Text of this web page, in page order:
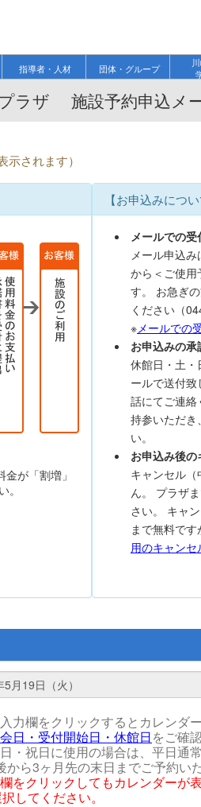
指導者・人材 団体・グループ
ラザ 施設予約申込メ
されます）
が「割増」
。
【お申込みにつ
メールでの受
メール申込
から＜ご使用
す。 お急ぎ
ください（
※メールでの
お申込みの承
休館日・土・
ールで送付
話にてご連絡
持参いただき
い。
お申込み後
キャンセル
ん。 プラザ
さい。 キャ
まで無料です
用のキャンセ
力欄をクリックするとカレンダ
日・受付開始日・休館日をご確
・祝日に使用の場合は、平日通
から3ヶ月先の末日までご予約い
をクリックしてもカレンダーが
してください。